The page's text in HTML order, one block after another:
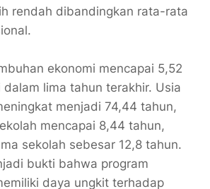
rendah dibandingkan rata-rata
ekonomi mencapai 5,52
lima tahun terakhir. Usia
menjadi 74,44 tahun,
mencapai 8,44 tahun,
sekolah sebesar 12,8 tahun.
bukti bahwa program
daya ungkit terhadap